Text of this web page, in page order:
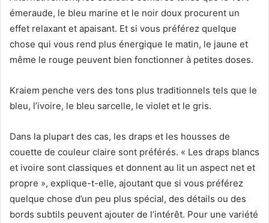
émeraude, le bleu marine et le noir doux procurent un
effet relaxant et apaisant. Et si vous préférez quelque
chose qui vous rend plus énergique le matin, le jaune et
même le rouge peuvent bien fonctionner à petites doses.
Kraiem penche vers des tons plus traditionnels tels que le
bleu, l’ivoire, le bleu sarcelle, le violet et le gris.
Dans la plupart des cas, les draps et les housses de
couette de couleur claire sont préférés. « Les draps blancs
et ivoire sont classiques et donnent au lit un aspect net et
propre », explique-t-elle, ajoutant que si vous préférez
quelque chose d’un peu plus spécial, des détails ou des
bords subtils peuvent ajouter de l’intérêt. Pour une variété